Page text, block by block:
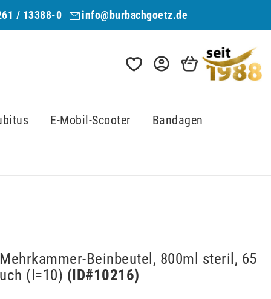
/ 13388-0 info@burbachgoetz.de
E-Mobil-Scooter Bandagen
Beinbeutel, 800ml steril, 65
(I=10) (ID#10216)